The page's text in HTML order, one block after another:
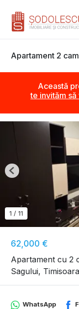
Apartament 2
Această
te invităm
62,000 €
Apartament cu 2
Sagului, Timisoara
1 / 11
Previous
WhatsApp